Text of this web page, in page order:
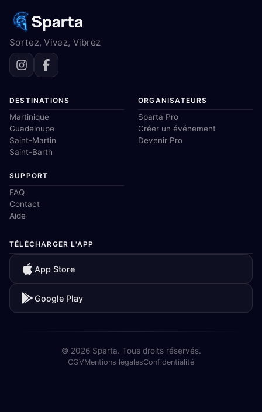
Sortez, Vivez, Vibrez
DESTINATIONS
Martinique
Guadeloupe
Saint-Martin
Saint-Barth
ORGANISATEURS
Sparta Pro
Créer un événement
Devenir Pro
SUPPORT
FAQ
Contact
Aide
TÉLÉCHARGER L'APP
App Store
Google Play
© 2026 Sparta. Tous droits réservés.
CGVMentions légalesConfidentialité